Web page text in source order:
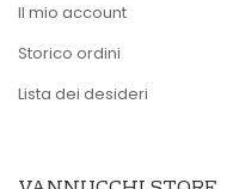
Il mio account
Storico ordini
Lista dei desideri